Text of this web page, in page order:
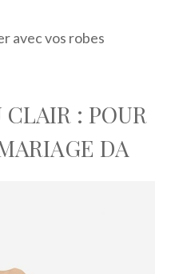
avec vos robes
: POUR
DA